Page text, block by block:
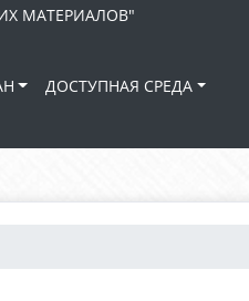
МАТЕРИАЛОВ"
ДОСТУПНАЯ СРЕДА